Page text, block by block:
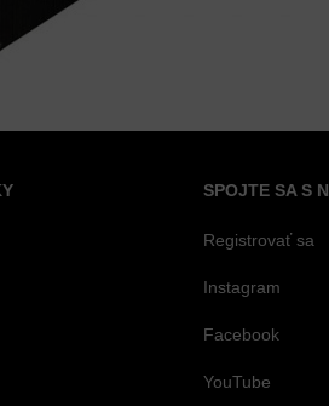
SPOJTE SA S
Registrovať sa
Instagram
Facebook
YouTube